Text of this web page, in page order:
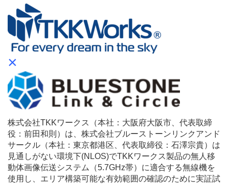
×
株式会社TKKワークス（本社：大阪府大阪市、代表取締
役：前田和則）は、株式会社ブルーストーンリンクアンド
サークル（本社：東京都港区、代表取締役：石澤宗貴）は
見通しがない環境下(NLOS)でTKKワークス製品の無人移
動体画像伝送システム（5.7GHz帯）に適合する無線機を
使用し、エリア構築可能な有効範囲の確認のために実証試